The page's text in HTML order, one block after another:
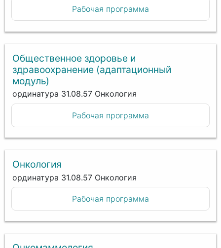
Рабочая программа
Общественное здоровье и
здравоохранение (адаптационный
модуль)
ординатура 31.08.57 Онкология
Рабочая программа
Онкология
ординатура 31.08.57 Онкология
Рабочая программа